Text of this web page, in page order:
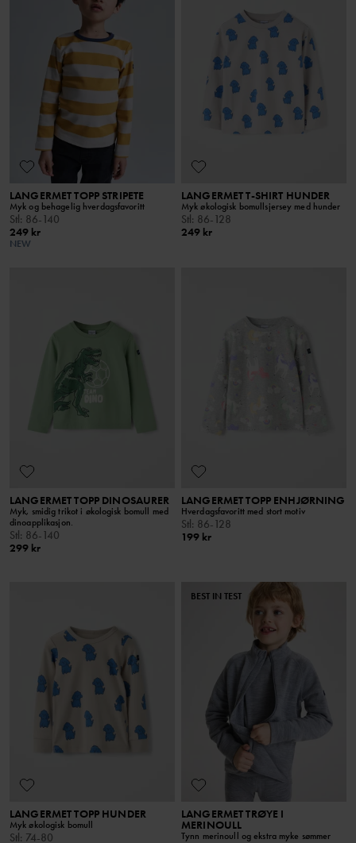
LANGERMET TOPP STRIPETE
Myk og behagelig hverdagsfavoritt
Stl: 86-140
249 kr
NEW
LANGERMET T-SHIRT HUNDER
Myk økologisk bomullsjersey med hunder
Stl: 86-128
249 kr
LANGERMET TOPP DINOSAURER
Myk, smidig trikot i økologisk bomull med
dinoapplikasjon.
Stl: 86-140
299 kr
LANGERMET TOPP ENHJØRNING
Hverdagsfavoritt med stort motiv
Stl: 86-128
199 kr
LANGERMET TOPP HUNDER
Myk økologisk bomull
Stl: 74-80
BEST IN TEST
LANGERMET TRØYE I
MERINOULL
Tynn merinoull og ekstra myke sømmer